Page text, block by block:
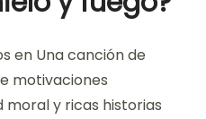
en Una canción de
motivaciones
y ricas historias